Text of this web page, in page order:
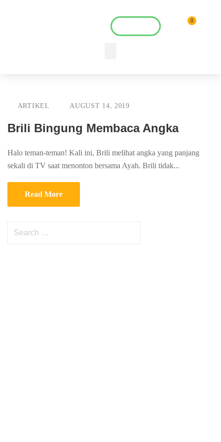
0
ARTIKEL AUGUST 14, 2019
Brili Bingung Membaca Angka
Halo teman-teman! Kali ini, Brili melihat angka yang panjang
sekali di TV saat menonton bersama Ayah. Brili tidak...
Read More